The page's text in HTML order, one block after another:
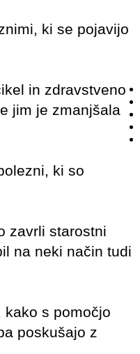
ki se pojavijo
in zdravstveno
jim je zmanjšala
ki so
zavrli starostni
na neki način tudi
kako s pomočjo
poskušajo z